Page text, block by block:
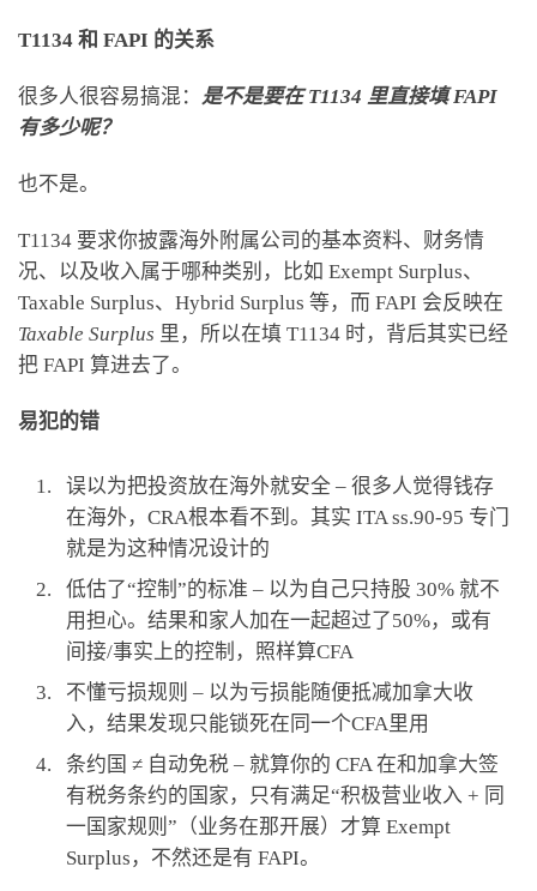
T1134 和 FAPI 的关系
很多人很容易搞混： 是不是要在 T1134 里直接填 FAPI
有多少呢？
也不是。
T1134 要求你披露海外附属公司的基本资料、财务情
况、以及收入属于哪种类别，比如 Exempt Surplus、
Taxable Surplus、Hybrid Surplus 等，而 FAPI 会反映在
Taxable Surplus 里，所以在填 T1134 时，背后其实已经
把 FAPI 算进去了。
易犯的错
误以为把投资放在海外就安全 – 很多人觉得钱存
在海外，CRA根本看不到。其实 ITA ss.90-95 专门
就是为这种情况设计的
低估了“控制”的标准 – 以为自己只持股 30% 就不
用担心。结果和家人加在一起超过了50%，或有
间接/事实上的控制，照样算CFA
不懂亏损规则 – 以为亏损能随便抵减加拿大收
入，结果发现只能锁死在同一个CFA里用
条约国 ≠ 自动免税 – 就算你的 CFA 在和加拿大签
有税务条约的国家，只有满足“积极营业收入 + 同
一国家规则”（业务在那开展）才算 Exempt
Surplus，不然还是有 FAPI。